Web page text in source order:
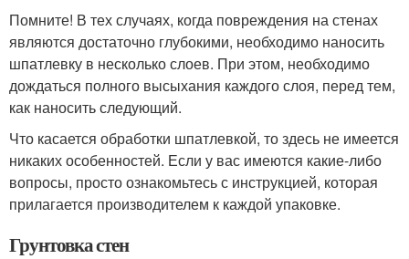
Помните! В тех случаях, когда повреждения на стенах
являются достаточно глубокими, необходимо наносить
шпатлевку в несколько слоев. При этом, необходимо
дождаться полного высыхания каждого слоя, перед тем,
как наносить следующий.
Что касается обработки шпатлевкой, то здесь не имеется
никаких особенностей. Если у вас имеются какие-либо
вопросы, просто ознакомьтесь с инструкцией, которая
прилагается производителем к каждой упаковке.
Грунтовка стен